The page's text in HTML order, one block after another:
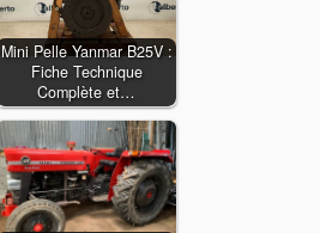
Mini Pelle Yanmar B25V :
Fiche Technique
Complète et…